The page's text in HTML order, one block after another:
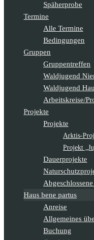
Späherprobe
Termine
Alle Termine
Bedingungen
Gruppen
Gruppentreffen
Waldjugend
Waldjugend
Arbeitskreise/
Projekte
Projekte
Arktis-
Projekt
Dauerprojekte
Haus bene partus
Anreise
Allgemeines
Buchung